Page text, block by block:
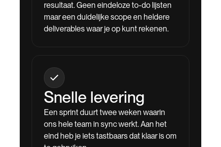
resultaat. Geen eindeloze to-do lijsten
maar een duidelijke scope en heldere
deliverables waar je op kunt rekenen.
Snelle levering
Een sprint duurt twee weken waarin
ons hele team in sync werkt. Aan het
eind heb je iets tastbaars dat klaar is om